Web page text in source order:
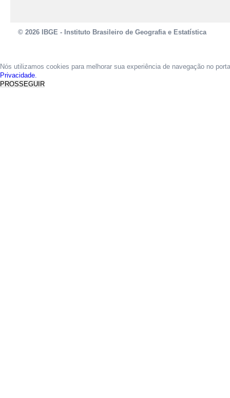
© 2026 IBGE - Instituto Brasileiro de Geografia e Estatística
Nós utilizamos cookies para melhorar sua experiência de navegação no
Privacidade.
PROSSEGUIR